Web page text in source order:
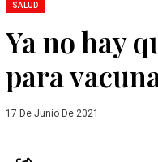
SALUD
Ya no hay
para
17 De Junio De 2021